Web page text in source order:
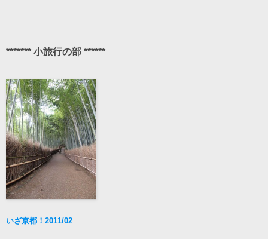
******* 小旅行の部 ******
いざ京都！2011/02